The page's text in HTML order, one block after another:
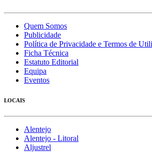
Quem Somos
Publicidade
Política de Privacidade e Termos de
Ficha Técnica
Estatuto Editorial
Equipa
Eventos
LOCAIS
Alentejo
Alentejo - Litoral
Aljustrel